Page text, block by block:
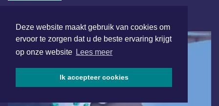
Deze website maakt gebruik van cookies om
ervoor te zorgen dat u de beste ervaring krijgt
op onze website Lees meer
Ik accepteer cookies